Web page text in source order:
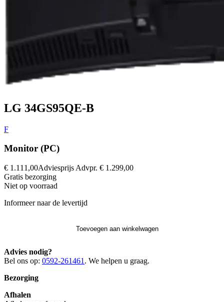
LG 34GS95QE-B
F
Monitor (PC)
€ 1.111,00Adviesprijs Advpr. € 1.299,00
Gratis bezorging
Niet op voorraad
Informeer naar de levertijd
Toevoegen aan winkelwagen
Advies nodig?
Bel ons op: 0592-261461 . We helpen u graag.
Bezorging
Afhalen